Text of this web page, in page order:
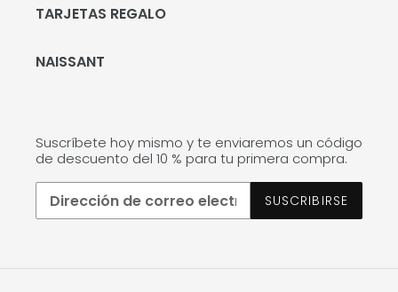
TARJETAS REGALO
NAISSANT
Suscríbete hoy mismo y te enviaremos un código
de descuento del 10 % para tu primera compra.
SUSCRIBIRSE